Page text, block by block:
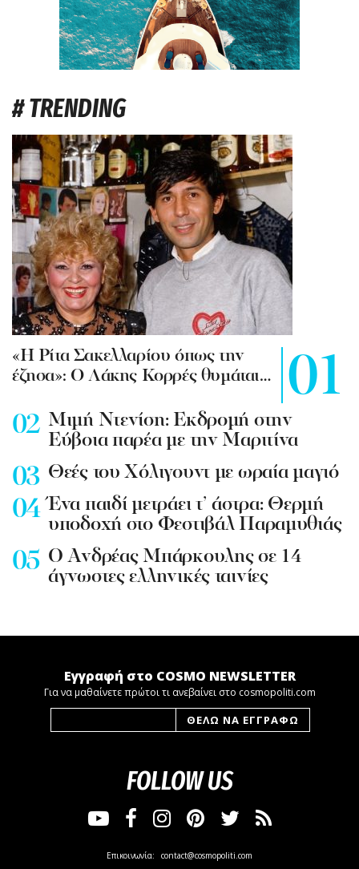
# TRENDING
«Η Ρίτα Σακελλαρίου όπως την
έζησα»: Ο Λάκης Κορρές θυμάται…
Mιμή Ντενίση: Εκδρομή στην
Εύβοια παρέα με την Μαριτίνα
Θεές του Χόλιγουντ με ωραία μαγιό
Ένα παιδί μετράει τ’ άστρα: Θερμή
υποδοχή στο Φεστιβάλ Παραμυθιάς
Ο Ανδρέας Μπάρκουλης σε 14
άγνωστες ελληνικές ταινίες
Εγγραφή στο COSMO NEWSLETTER
Για να μαθαίνετε πρώτοι τι ανεβαίνει στο cosmopoliti.com
FOLLOW US
Επικοινωνία: contact@cosmopoliti.com